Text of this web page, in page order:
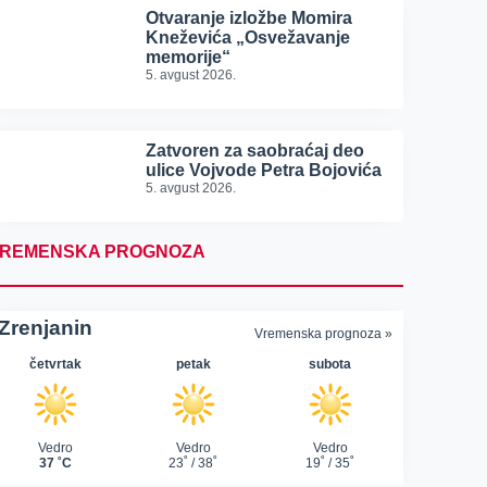
Otvaranje izložbe Momira
Kneževića „Osvežavanje
memorije“
5. avgust 2026.
Zatvoren za saobraćaj deo
ulice Vojvode Petra Bojovića
5. avgust 2026.
PROGNOZA